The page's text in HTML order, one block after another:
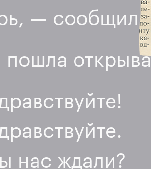
—
нас ждали?